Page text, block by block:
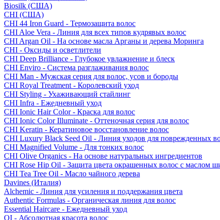
Biosilk (США)
CHI (США)
CHI 44 Iron Guard - Термозащита волос
CHI Aloe Vera - Линия для всех типов кудрявых волос
CHI Argan Oil - На основе масла Арганы и дерева Моринга
CHI - Оксиды и осветлители
CHI Deep Brilliance - Глубокое увлажнение и блеск
CHI Enviro - Система разглаживания волос
CHI Man - Мужская серия для волос, усов и бороды
CHI Royal Treatment - Королевский уход
CHI Styling - Ухаживающий стайлинг
CHI Infra - Ежедневный уход
CHI Ionic Hair Color - Краска для волос
CHI Ionic Color Illuminate - Оттеночная серия для волос
CHI Keratin - Кератиновое восстановление волос
CHI Luxury Black Seed Oil - Линия уходов для поврежденных
CHI Magnified Volume - Для тонких волос
CHI Olive Organics - На основе натуральных ингредиентов
CHI Rose Hip Oil - Защита цвета окрашенных волос с маслом
CHI Tea Tree Oil - Масло чайного дерева
Davines (Италия)
Alchemic - Линия для усиления и поддержания цвета
Authentic Formulas - Органическая линия для волос
Essential Haircare - Eжедневный уход
OI - Абсолютная красота волос